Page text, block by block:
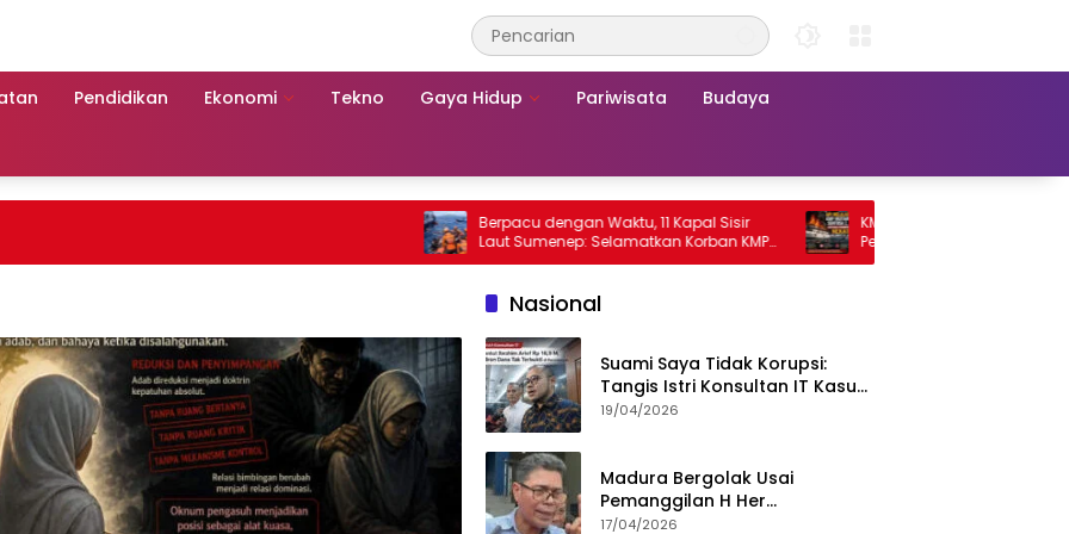
Pendidikan Ekonomi Tekno Gaya Hidup Pariwisata Budaya
Berpacu dengan Waktu, 11 Kapal Sisir
Laut Sumenep: Selamatkan Korban KMP
Mutiara Sentosa 2
KMP Mutiara Sentosa 2 Terbakar,
Penumpang Nekat Melompat ke
Nasional
Suami Saya Tidak Korupsi:
Tangis Istri Konsultan IT Kasus
Nadiem Dituntut 22,5 Tahun
19/04/2026
Madura Bergolak Usai
Pemanggilan H Her
Pamekasan, Faizal Assegaf
17/04/2026